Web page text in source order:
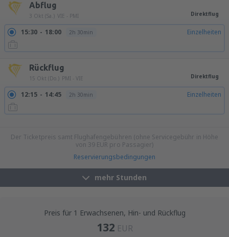
Abflug
3 Okt (Sa.) VIE - PMI Direktflug
15:30 18:00 2h 30min Einzelheiten
Rückflug
15 Okt (Do.) PMI - VIE Direktflug
12:15 14:45 2h 30min Einzelheiten
Der Ticketpreis samt Flughafengebühren (ohne Servicegebühr in Höhe
von 39 EUR pro Passagier)
Reservierungsbedingungen
mehr Stunden
Preis für 1 Erwachsenen, Hin- und Rückflug
132 EUR